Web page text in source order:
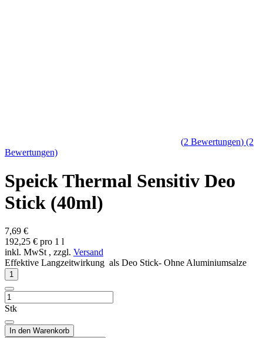
(2 Bewertungen) (2
Bewertungen)
Speick Thermal Sensitiv Deo
Stick (40ml)
7,69 €
192,25 € pro 1 l
inkl. MwSt , zzgl. Versand
Effektive Langzeitwirkung als Deo Stick- Ohne Aluminiumsalze
Stk
In den Warenkorb